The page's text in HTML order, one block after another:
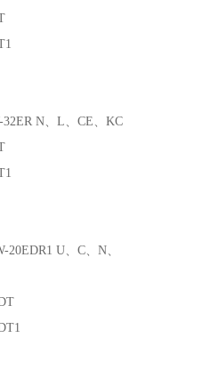
32ER N、L、CE、KC
20EDR1 U、C、N、